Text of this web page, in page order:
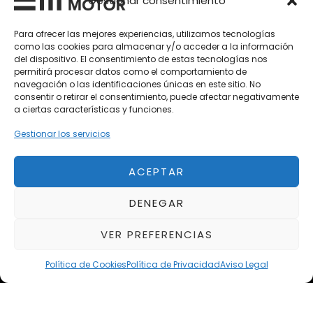
Para ofrecer las mejores experiencias, utilizamos tecnologías
como las cookies para almacenar y/o acceder a la información
del dispositivo. El consentimiento de estas tecnologías nos
permitirá procesar datos como el comportamiento de
navegación o las identificaciones únicas en este sitio. No
consentir o retirar el consentimiento, puede afectar negativamente
a ciertas características y funciones.
Gestionar los servicios
ACEPTAR
DENEGAR
VER PREFERENCIAS
Política de CookiesPolítica de PrivacidadAviso Legal
Vehículos de Ocasión
Próximos
Eclipse by SELECTO
Del 12/08/2026 al 12/08/2026
Del 02/10/2026 al 05/10/2026
Del 02/10/2026 al 05/10/2026